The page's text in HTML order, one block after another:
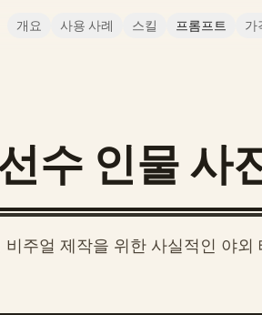
개요 사용 사례 스킬 프롬프트 가
수 인물 사
주얼 제작을 위한 사실적인 야외